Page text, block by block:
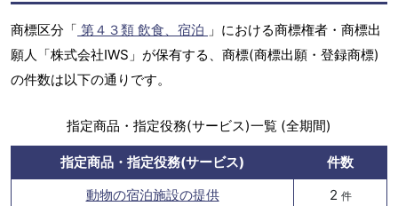
商標区分「 第４３類 飲食、宿泊 」における商標権者・商標出
願人「株式会社IWS」が保有する、商標(商標出願・登録商標)
の件数は以下の通りです。
指定商品・指定役務(サービス)一覧 (全期間)
指定商品・指定役務(サービス)
件数
動物の宿泊施設の提供
2 件